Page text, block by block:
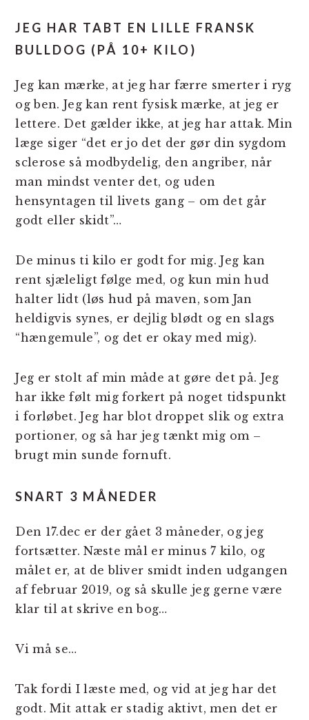
JEG HAR TABT EN LILLE FRANSK
BULLDOG (PÅ 10+ KILO)
Jeg kan mærke, at jeg har færre smerter i ryg
og ben. Jeg kan rent fysisk mærke, at jeg er
lettere. Det gælder ikke, at jeg har attak. Min
læge siger “det er jo det der gør din sygdom
sclerose så modbydelig, den angriber, når
man mindst venter det, og uden
hensyntagen til livets gang – om det går
godt eller skidt”…
De minus ti kilo er godt for mig. Jeg kan
rent sjæleligt følge med, og kun min hud
halter lidt (løs hud på maven, som Jan
heldigvis synes, er dejlig blødt og en slags
“hængemule”, og det er okay med mig).
Jeg er stolt af min måde at gøre det på. Jeg
har ikke følt mig forkert på noget tidspunkt
i forløbet. Jeg har blot droppet slik og extra
portioner, og så har jeg tænkt mig om –
brugt min sunde fornuft.
SNART 3 MÅNEDER
Den 17.dec er der gået 3 måneder, og jeg
fortsætter. Næste mål er minus 7 kilo, og
målet er, at de bliver smidt inden udgangen
af februar 2019, og så skulle jeg gerne være
klar til at skrive en bog…
Vi må se…
Tak fordi I læste med, og vid at jeg har det
godt. Mit attak er stadig aktivt, men det er